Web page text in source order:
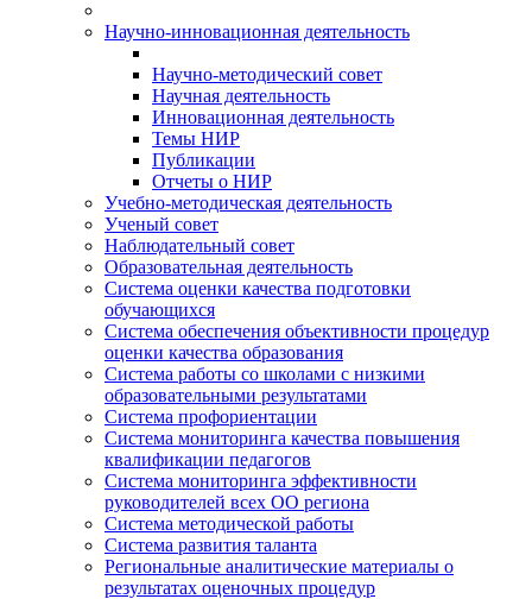
Научно-инновационная деятельность
Научно-методический совет
Научная деятельность
Инновационная деятельность
Темы НИР
Публикации
Отчеты о НИР
Учебно-методическая деятельность
Ученый совет
Наблюдательный совет
Образовательная деятельность
Система оценки качества подготовки
обучающихся
Система обеспечения объективности процедур
оценки качества образования
Система работы со школами с низкими
образовательными результатами
Система профориентации
Система мониторинга качества повышения
квалификации педагогов
Система мониторинга эффективности
руководителей всех ОО региона
Система методической работы
Система развития таланта
Региональные аналитические материалы о
результатах оценочных процедур